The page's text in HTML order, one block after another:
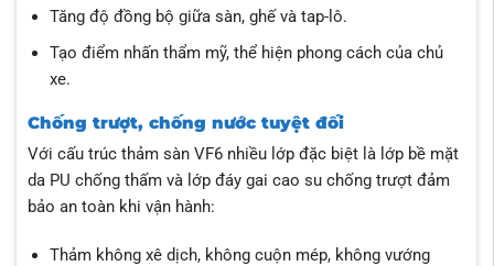
Tăng độ đồng bộ giữa sàn, ghế và tap-lô.
Tạo điểm nhấn thẩm mỹ, thể hiện phong cách của chủ
xe.
Chống trượt, chống nước tuyệt đối
Với cấu trúc thảm sàn VF6 nhiều lớp đặc biệt là lớp bề mặt
da PU chống thấm và lớp đáy gai cao su chống trượt đảm
bảo an toàn khi vận hành:
Thảm không xê dịch, không cuộn mép, không vướng